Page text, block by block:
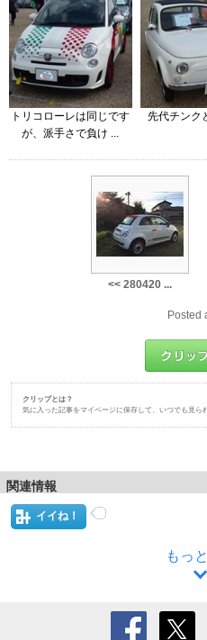
トリコローレは同じです
が、派手さで負け ...
先代チンク
<< 280420 ...
Posted
クリップとは？
気に入った記事をマイページに保存して、いつでも見ら
関連情報
イイね！
もっ